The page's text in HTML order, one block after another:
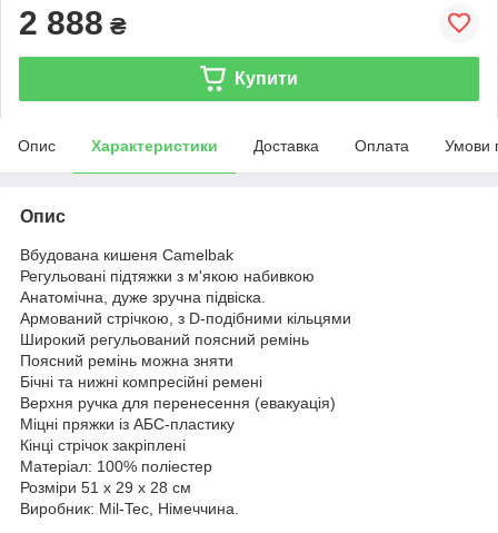
2 888 ₴
Купити
Опис Характеристики Доставка Оплата Умови
Опис
Вбудована кишеня Camelbak
Регульовані підтяжки з м'якою набивкою
Анатомічна, дуже зручна підвіска.
Армований стрічкою, з D-подібними кільцями
Широкий регульований поясний ремінь
Поясний ремінь можна зняти
Бічні та нижні компресійні ремені
Верхня ручка для перенесення (евакуація)
Міцні пряжки із АБС-пластику
Кінці стрічок закріплені
Матеріал: 100% поліестер
Розміри 51 х 29 х 28 см
Виробник: Mil-Tec, Німеччина.